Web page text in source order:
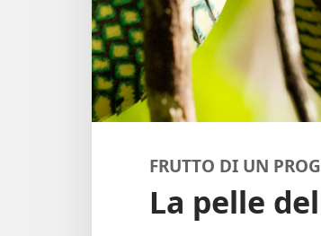
FRUTTO DI UN
La pelle